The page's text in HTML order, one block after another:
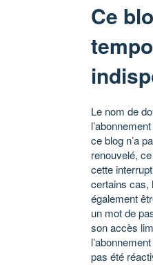
Ce
Le nom de
ce blog n’a
renouvelé,
cette
certains cas,
également
un mot de
son accès
pas été